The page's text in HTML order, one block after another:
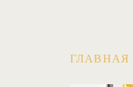
ГЛАВНАЯ